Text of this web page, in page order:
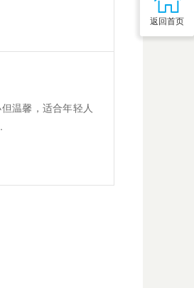
温馨，适合年轻人
返回首页